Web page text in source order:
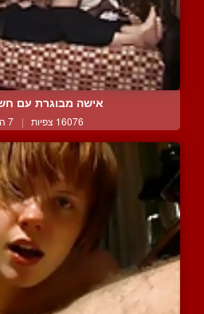
אישה מבוגרת עם
16076 צפיות | 7 המלצות